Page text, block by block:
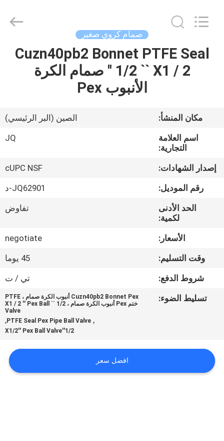
مسكن
معلومات
جولة
المعمل
مراقبة
الجودة
اتصل
اطلب
اقتباس
Reserved.
صمام كروي صغير
Cuzn40pb2 Bonnet PTFE Seal
1/2 `` X1 / 2 '' صمام الكرة
الأنبوب Pex
مكان المنشأ:
الصين (البر الرئيسي)
اسم العلامة
التجارية:
JQ
إصدار الشهادات:
cUPC NSF
رقم الموديل:
JQ62901-د
الحد الأدنى
لكمية:
تفاوض
الأسعار:
negotiate
وقت التسليم:
45 يوما
شروط الدفع:
تي / ت
تسليط الضوء:
Cuzn40pb2 Bonnet Pex أنبوب الكرة صمام ، PTFE
ختم Pex أنبوب الكرة صمام ، 1/2 `` X1 / 2 '' Pex Ball
Valve
,
PTFE Seal Pex Pipe Ball Valve
,
1/2''X1/2'' Pex Ball Valve
افضل سعر